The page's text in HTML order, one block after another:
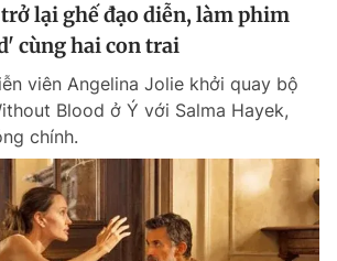
lại ghế đạo diễn, làm phim
cùng hai con trai
viên Angelina Jolie khởi quay bộ
Blood ở Ý với Salma Hayek,
chính.